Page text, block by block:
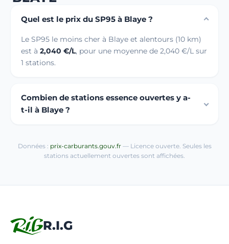
Quel est le prix du SP95 à Blaye ?
Le SP95 le moins cher à Blaye et alentours (10 km)
est à 2,040 €/L, pour une moyenne de 2,040 €/L sur
1 stations.
Combien de stations essence ouvertes y a-
t-il à Blaye ?
Données : prix-carburants.gouv.fr— Licence ouverte. Seules les
stations actuellement ouvertes sont affichées.
R.I.G